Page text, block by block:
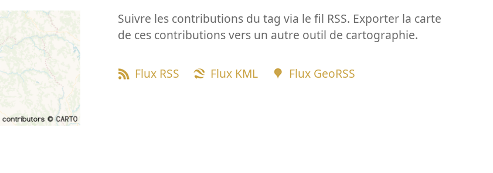
Suivre les contributions du tag via le fil RSS. Exporter la carte
de ces contributions vers un autre outil de cartographie.
Flux RSS Flux KML Flux GeoRSS